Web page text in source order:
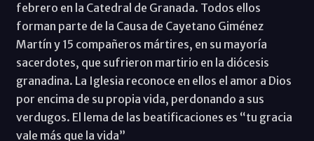
febrero en la Catedral de Granada. Todos ellos
forman parte de la Causa de Cayetano Giménez
Martín y 15 compañeros mártires, en su mayoría
sacerdotes, que sufrieron martirio en la diócesis
granadina. La Iglesia reconoce en ellos el amor a Dios
por encima de su propia vida, perdonando a sus
verdugos. El lema de las beatificaciones es “tu gracia
vale más que la vida”